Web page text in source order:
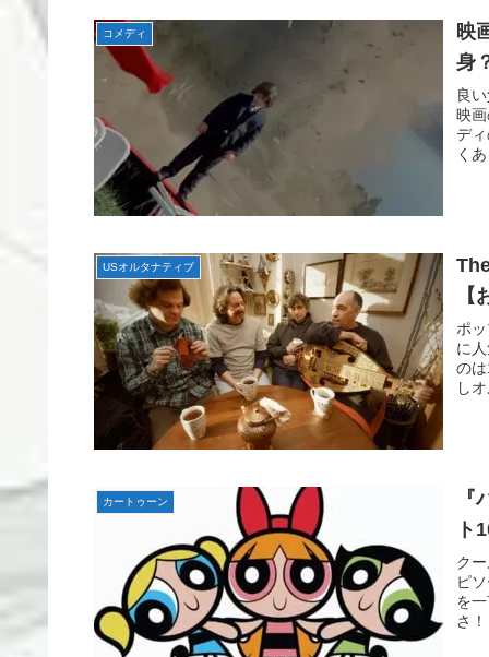
コメディ
映
身
良
映
デ
く
USオルタナティブ
ポ
に
の
し
カートゥーン
ト
ク
ピ
を
さ